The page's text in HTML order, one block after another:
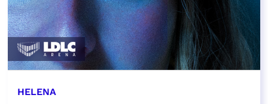
HELENA